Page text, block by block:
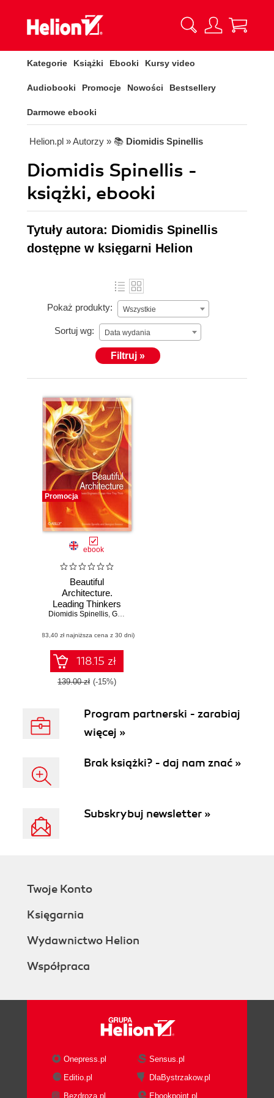
Kategorie Książki Ebooki Kursy video
Audiobooki Promocje Nowości Bestsellery
Darmowe ebooki
Helion.pl » Autorzy » 📚 Diomidis Spinellis
Diomidis Spinellis -
książki, ebooki
Tytuły autora: Diomidis Spinellis
dostępne w księgarni Helion
Pokaż produkty: Wszystkie
Sortuj wg: Data wydania
Filtruj »
Promocja
ebook
Beautiful
Architecture.
Leading Thinkers
Reveal the Hidden
Design
Diomidis Spinellis, Georgios Gousios
(83,40 zł najniższa cena z 30 dni)
118.15 zł
139.00 zł (-15%)
Program partnerski - zarabiaj
więcej »
Brak książki? - daj nam znać »
Subskrybuj newsletter »
Twoje Konto
Księgarnia
Wydawnictwo Helion
Współpraca
Onepress.pl
Sensus.pl
Editio.pl
DlaBystrzakow.pl
Bezdroza.pl
Ebookpoint.pl